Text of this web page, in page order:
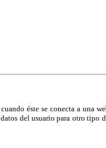
éste se conecta a una
del usuario para otro